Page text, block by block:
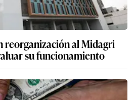
reorganización al Midagri
su funcionamiento